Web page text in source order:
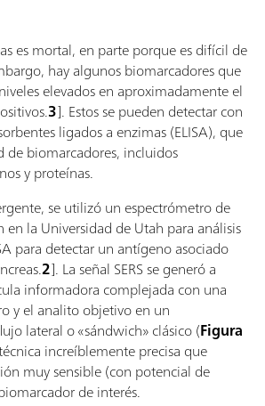
es mortal, en parte porque es difícil de
hay algunos biomarcadores que
elevados en aproximadamente el
3]. Estos se pueden detectar con
ligados a enzimas (ELISA), que
de biomarcadores, incluidos
y proteínas.
se utilizó un espectrómetro de
la Universidad de Utah para análisis
para detectar un antígeno asociado
2]. La señal SERS se generó a
informadora complejada con una
y el analito objetivo en un
lateral o «sándwich» clásico (Figura
increíblemente precisa que
muy sensible (con potencial de
de interés.